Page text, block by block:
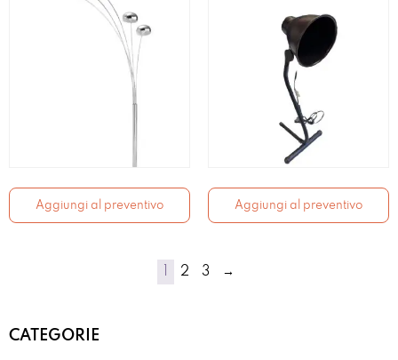
Aggiungi al preventivo Aggiungi al preventivo
1 2 3 →
CATEGORIE